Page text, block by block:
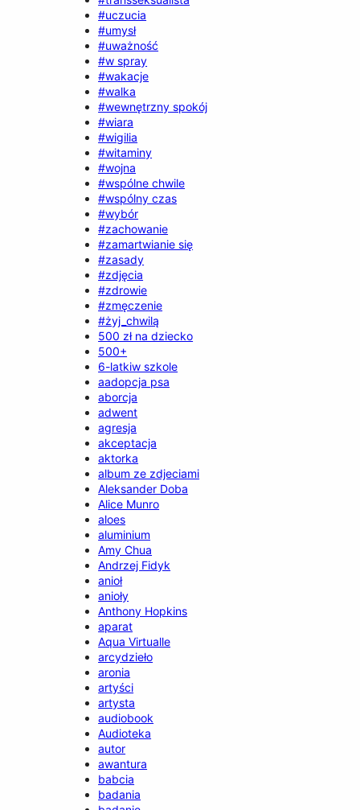
#uczucia
#umysł
#uważność
#w spray
#wakacje
#walka
#wewnętrzny spokój
#wiara
#wigilia
#witaminy
#wojna
#wspólne chwile
#wspólny czas
#wybór
#zachowanie
#zamartwianie się
#zasady
#zdjęcia
#zdrowie
#zmęczenie
#żyj_chwilą
500 zł na dziecko
500+
6-latkiw szkole
aadopcja psa
aborcja
adwent
agresja
akceptacja
aktorka
album ze zdjeciami
Aleksander Doba
Alice Munro
aloes
aluminium
Amy Chua
Andrzej Fidyk
anioł
anioły
Anthony Hopkins
aparat
Aqua Virtualle
arcydzieło
aronia
artyści
artysta
audiobook
Audioteka
autor
awantura
babcia
badania